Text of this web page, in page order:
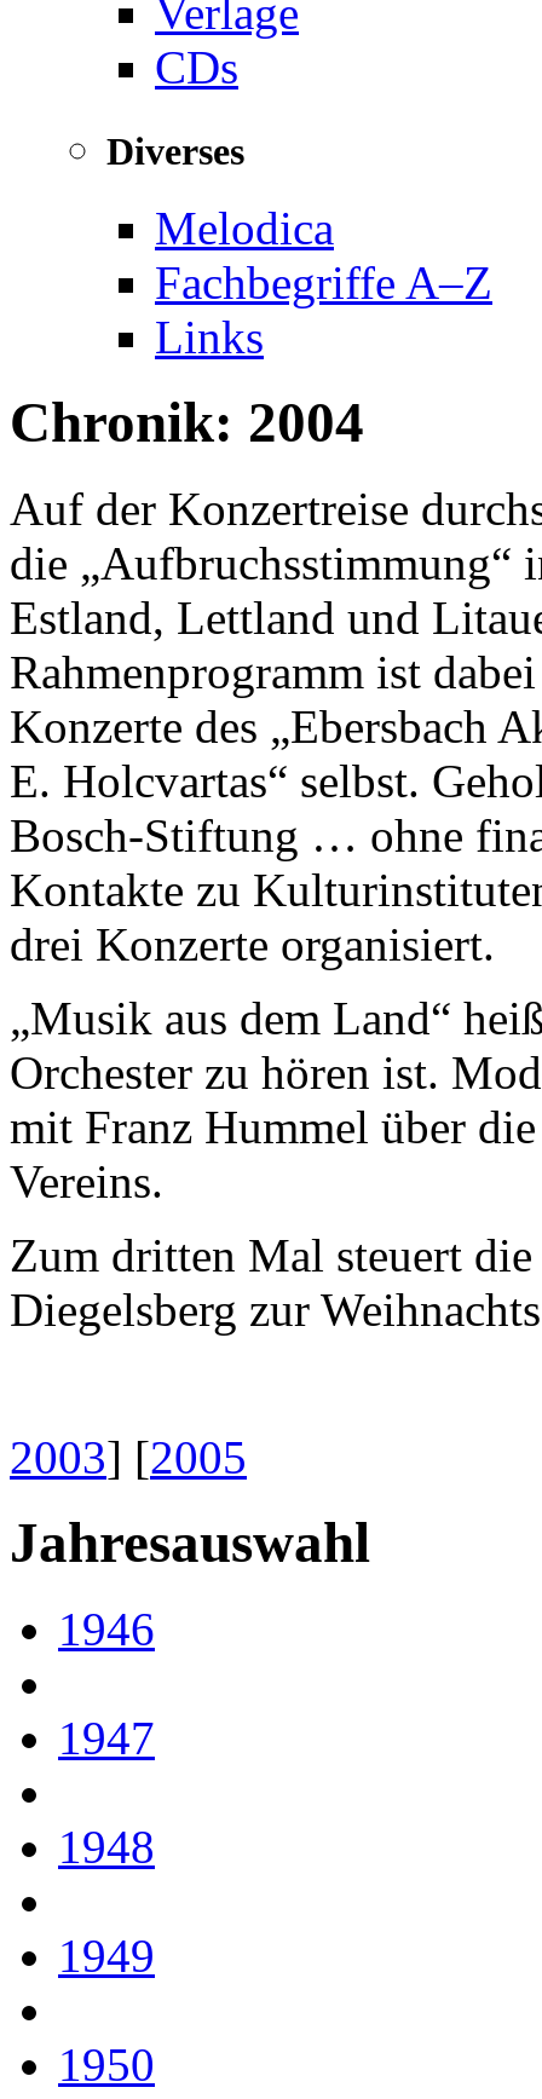
Verlage
CDs
Diverses
Melodica
Fachbegriffe A–Z
Links
Chronik: 2004
Auf der Konzertreise
die
Aufbruchsstimmung
Estland, Lettland und
Rahmenprogramm ist
Konzerte des
Ebersbach
E. Holcvartas
selbst.
Bosch-Stiftung … ohne
Kontakte zu
drei Konzerte organisiert.
Musik aus dem Land
Orchester zu hören ist.
mit Franz Hummel über
Vereins.
Zum dritten Mal steuert
Diegelsberg zur
2003] [2005
Jahresauswahl
1946
1947
1948
1949
1950